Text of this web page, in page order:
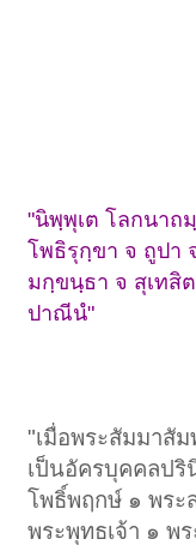
"นิพฺพุเต โลกนาถ
โพธิรุกฺขา จ ถูปา
มกฺขนฺธา จ สุเทสิ
ปาณีนํ"
"เมื่อพระสัมมาสั
เป็นอัครบุคคลปริ
โพธิ์พฤกษ์ ๑ พระ
พระพุทธเจ้า ๑ พ